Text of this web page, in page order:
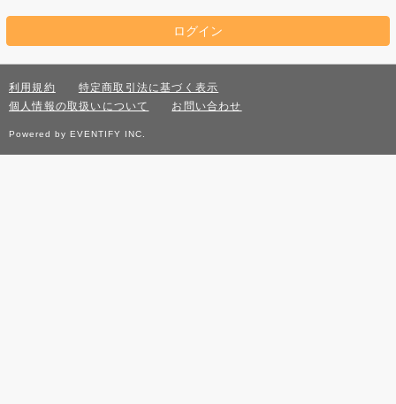
利用規約
特定商取引法に基づく表示
個人情報の取扱いについて
お問い合わせ
Powered by EVENTIFY INC.